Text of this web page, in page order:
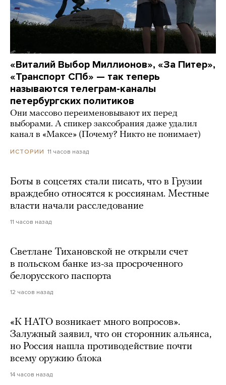
«Виталий Выбор Миллионов», «За Питер»,
«Транспорт СПб» — так теперь
называются телеграм-каналы
петербургских политиков
Они массово переименовывают их перед
выборами. А спикер заксобрания даже удалил
канал в «Максе» (Почему? Никто не понимает)
ИСТОРИИ 11 часов назад
Боты в соцсетях стали писать, что в Грузии
враждебно относятся к россиянам. Местные
власти начали расследование
11 часов назад
Светлане Тихановской не открыли счет
в польском банке из-за просроченного
белорусского паспорта
12 часов назад
«К НАТО возникает много вопросов».
Залужный заявил, что он сторонник альянса,
но Россия нашла противодействие почти
всему оружию блока
14 часов назад